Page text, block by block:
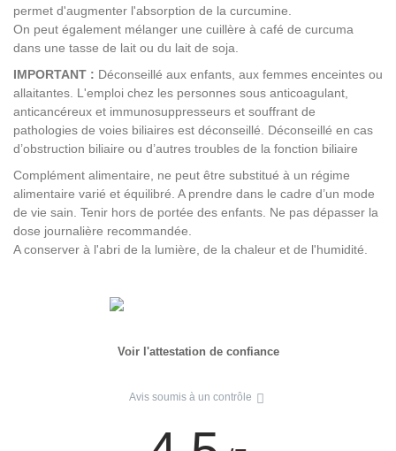
permet d'augmenter l'absorption de la curcumine.
On peut également mélanger une cuillère à café de curcuma
dans une tasse de lait ou du lait de soja.
IMPORTANT : Déconseillé aux enfants, aux femmes enceintes ou
allaitantes. L'emploi chez les personnes sous anticoagulant,
anticancéreux et immunosuppresseurs et souffrant de
pathologies de voies biliaires est déconseillé. Déconseillé en cas
d’obstruction biliaire ou d’autres troubles de la fonction biliaire
Complément alimentaire, ne peut être substitué à un régime
alimentaire varié et équilibré. A prendre dans le cadre d’un mode
de vie sain. Tenir hors de portée des enfants. Ne pas dépasser la
dose journalière recommandée.
A conserver à l'abri de la lumière, de la chaleur et de l'humidité.
Voir l'attestation de confiance
Avis soumis à un contrôle